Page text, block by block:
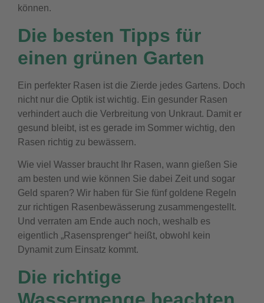
können.
Die besten Tipps für
einen grünen Garten
Ein perfekter Rasen ist die Zierde jedes Gartens. Doch
nicht nur die Optik ist wichtig. Ein gesunder Rasen
verhindert auch die Verbreitung von Unkraut. Damit er
gesund bleibt, ist es gerade im Sommer wichtig, den
Rasen richtig zu bewässern.
Wie viel Wasser braucht Ihr Rasen, wann gießen Sie
am besten und wie können Sie dabei Zeit und sogar
Geld sparen? Wir haben für Sie fünf goldene Regeln
zur richtigen Rasenbewässerung zusammengestellt.
Und verraten am Ende auch noch, weshalb es
eigentlich „Rasensprenger“ heißt, obwohl kein
Dynamit zum Einsatz kommt.
Die richtige